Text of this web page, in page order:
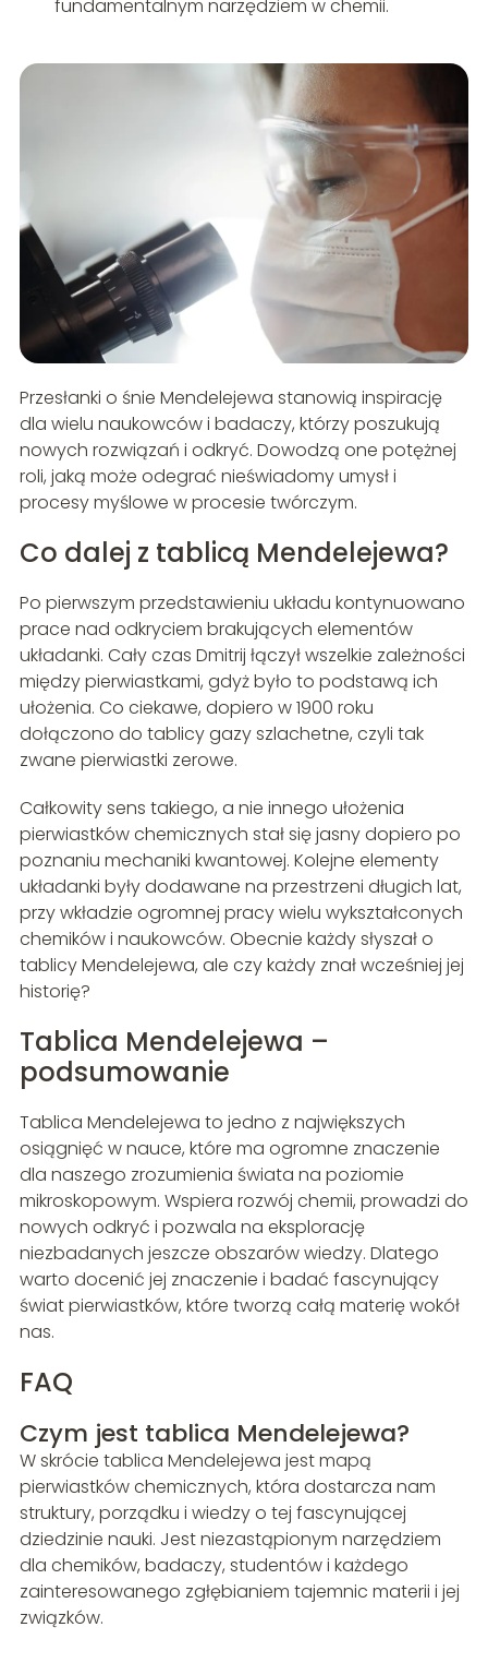
fundamentalnym narzędziem w chemii.
Przesłanki o śnie Mendelejewa stanowią inspirację
dla wielu naukowców i badaczy, którzy poszukują
nowych rozwiązań i odkryć. Dowodzą one potężnej
roli, jaką może odegrać nieświadomy umysł i
procesy myślowe w procesie twórczym.
Co dalej z tablicą Mendelejewa?
Po pierwszym przedstawieniu układu kontynuowano
prace nad odkryciem brakujących elementów
układanki. Cały czas Dmitrij łączył wszelkie zależności
między pierwiastkami, gdyż było to podstawą ich
ułożenia. Co ciekawe, dopiero w 1900 roku
dołączono do tablicy gazy szlachetne, czyli tak
zwane pierwiastki zerowe.
Całkowity sens takiego, a nie innego ułożenia
pierwiastków chemicznych stał się jasny dopiero po
poznaniu mechaniki kwantowej. Kolejne elementy
układanki były dodawane na przestrzeni długich lat,
przy wkładzie ogromnej pracy wielu wykształconych
chemików i naukowców. Obecnie każdy słyszał o
tablicy Mendelejewa, ale czy każdy znał wcześniej jej
historię?
Tablica Mendelejewa –
podsumowanie
Tablica Mendelejewa to jedno z największych
osiągnięć w nauce, które ma ogromne znaczenie
dla naszego zrozumienia świata na poziomie
mikroskopowym. Wspiera rozwój chemii, prowadzi do
nowych odkryć i pozwala na eksplorację
niezbadanych jeszcze obszarów wiedzy. Dlatego
warto docenić jej znaczenie i badać fascynujący
świat pierwiastków, które tworzą całą materię wokół
nas.
FAQ
Czym jest tablica Mendelejewa?
W skrócie tablica Mendelejewa jest mapą
pierwiastków chemicznych, która dostarcza nam
struktury, porządku i wiedzy o tej fascynującej
dziedzinie nauki. Jest niezastąpionym narzędziem
dla chemików, badaczy, studentów i każdego
zainteresowanego zgłębianiem tajemnic materii i jej
związków.